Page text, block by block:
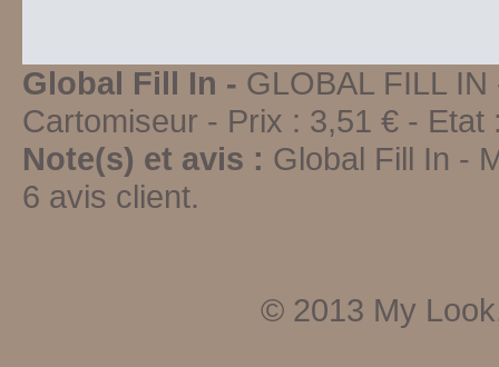
Global Fill In - GLOBAL FILL IN
Cartomiseur - Prix : 3,51 € - Etat
Note(s) et avis : Global Fill In -
6 avis client.
© 2013 My Look